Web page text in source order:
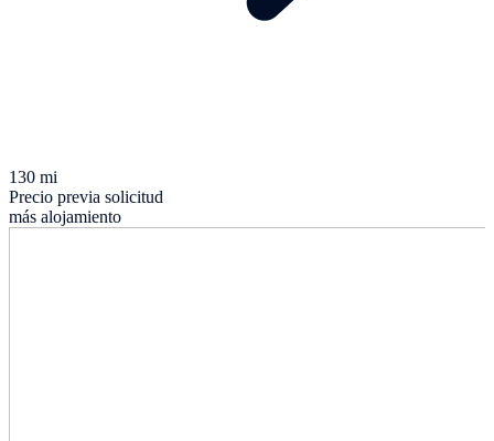
130 mi
Precio previa solicitud
más alojamiento